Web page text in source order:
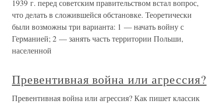
1939 г. перед советским правительством встал вопрос,
что делать в сложившейся обстановке. Теоретически
были возможны три варианта: 1 — начать войну с
Германией; 2 — занять часть территории Польши,
населенной
Превентивная война или агрессия?
Превентивная война или агрессия? Как пишет классик